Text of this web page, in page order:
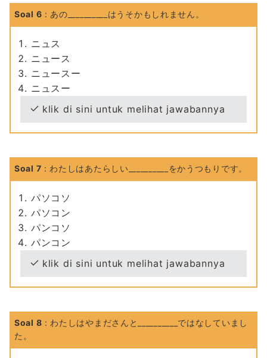
Soal 6 : あの__________はうそかもしれません。
ニュス
ニュース
ニュースー
ニュスー
klik di sini untuk melihat jawabannya
Soal 7 : わたしはあたらしい__________をかうつもりです。
パソコソ
パソコン
パンコソ
パンコン
klik di sini untuk melihat jawabannya
Soal 8 : わたしはやまださんと__________ではなしていまし
た。